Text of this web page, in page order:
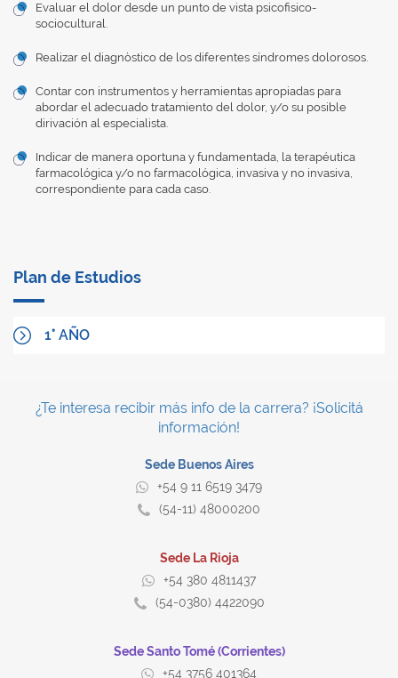
Evaluar el dolor desde un punto de vista psicofisico-
sociocultural.
Realizar el diagnòstico de los diferentes síndromes dolorosos.
Contar con instrumentos y herramientas apropiadas para
abordar el adecuado tratamiento del dolor, y/o su posible
dirivación al especialista.
Indicar de manera oportuna y fundamentada, la terapéutica
farmacológica y/o no farmacológica, invasiva y no invasiva,
correspondiente para cada caso.
Plan de Estudios
1° AÑO
¿Te interesa recibir más info de la carrera? ¡Solicitá
información!
Sede Buenos Aires
+54 9 11 6519 3479
(54-11) 48000200
Sede La Rioja
+54 380 4811437
(54-0380) 4422090
Sede Santo Tomé (Corrientes)
+54 3756 401364